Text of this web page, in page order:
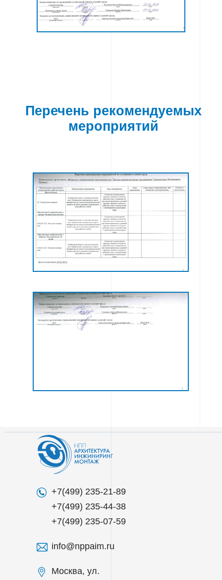
Перечень рекомендуемых
мероприятий
+7(499) 235-21-89
info@nppaim.ru
+7(499) 235-44-38
+7(499) 235-07-59
Москва, ул.